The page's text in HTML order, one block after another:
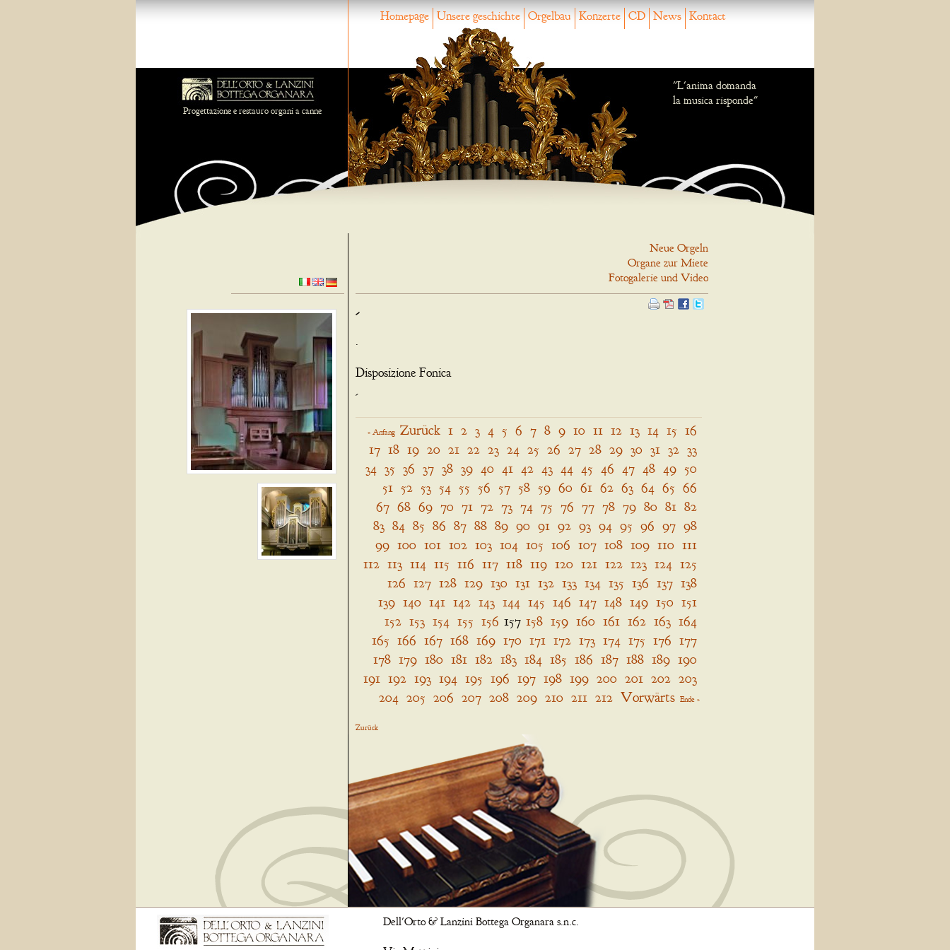
Homepage Unsere geschichte Orgelbau Konzerte CD News Kontact
Progettazione e restauro organi a canne
"L'anima domanda
la musica risponde"
Neue Orgeln
Organe zur Miete
Fotogalerie und Video
-
.
Disposizione Fonica
-
« Anfang Zurück 1 2 3 4 5 6 7 8 9 10 11 12 13 14 15 16
17 18 19 20 21 22 23 24 25 26 27 28 29 30 31 32 33
34 35 36 37 38 39 40 41 42 43 44 45 46 47 48 49 50
51 52 53 54 55 56 57 58 59 60 61 62 63 64 65 66
67 68 69 70 71 72 73 74 75 76 77 78 79 80 81 82
83 84 85 86 87 88 89 90 91 92 93 94 95 96 97 98
99 100 101 102 103 104 105 106 107 108 109 110 111
112 113 114 115 116 117 118 119 120 121 122 123 124 125
126 127 128 129 130 131 132 133 134 135 136 137 138
139 140 141 142 143 144 145 146 147 148 149 150 151
152 153 154 155 156 157 158 159 160 161 162 163 164
165 166 167 168 169 170 171 172 173 174 175 176 177
178 179 180 181 182 183 184 185 186 187 188 189 190
191 192 193 194 195 196 197 198 199 200 201 202 203
204 205 206 207 208 209 210 211 212 Vorwärts Ende »
Zurück
Dell'Orto & Lanzini Bottega Organara s.n.c.